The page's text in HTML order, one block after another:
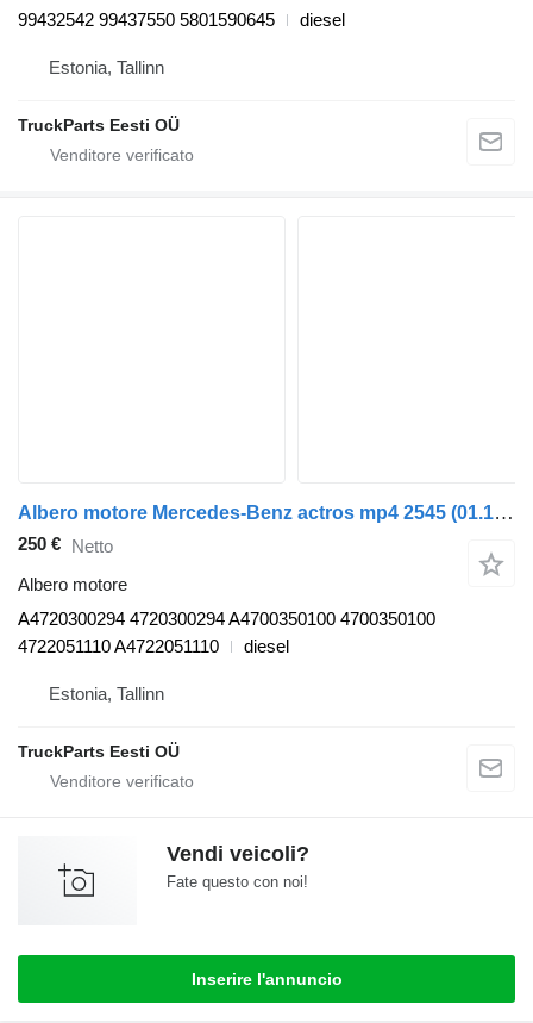
99432542 99437550 5801590645
diesel
Estonia, Tallinn
TruckParts Eesti OÜ
Albero motore Mercedes-Benz actros mp4 2545 (01.13-) A4720300294 per trattore stradale Mercedes-Benz Actros MP4 Antos Arocs (2012-)
250 € Netto
Albero motore
A4720300294 4720300294 A4700350100 4700350100
4722051110 A4722051110
diesel
Estonia, Tallinn
TruckParts Eesti OÜ
Vendi veicoli?
Fate questo con noi!
Inserire l'annuncio